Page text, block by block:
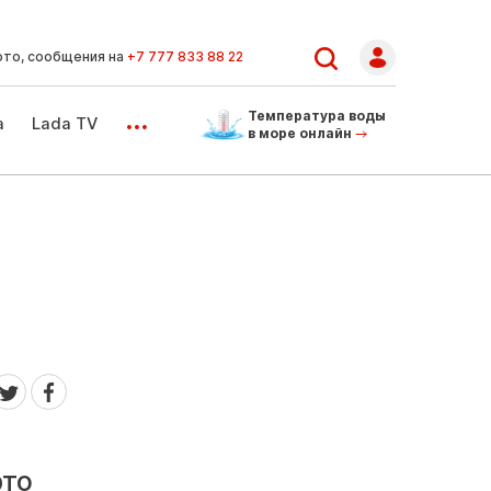
сообщения на +7 777 833 88 22
Lada TV ...
Температура воды
в море онлайн